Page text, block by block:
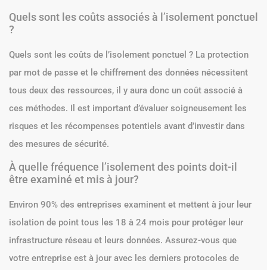
Quels sont les coûts associés à l’isolement ponctuel
?
Quels sont les coûts de l’isolement ponctuel ? La protection
par mot de passe et le chiffrement des données nécessitent
tous deux des ressources, il y aura donc un coût associé à
ces méthodes. Il est important d’évaluer soigneusement les
risques et les récompenses potentiels avant d’investir dans
des mesures de sécurité.
À quelle fréquence l’isolement des points doit-il
être examiné et mis à jour?
Environ 90% des entreprises examinent et mettent à jour leur
isolation de point tous les 18 à 24 mois pour protéger leur
infrastructure réseau et leurs données. Assurez-vous que
votre entreprise est à jour avec les derniers protocoles de